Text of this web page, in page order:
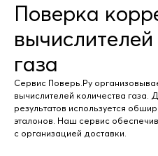
Поверка
газа
Сервис Поверь.Ру
вычислителей количества газа.
результатов используется
эталонов. Наш сервис
с организацией доставки.